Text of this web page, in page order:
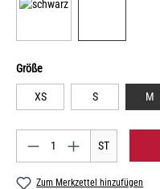
Größe
XS S M
ST
Zum Merkzettel hinzufügen